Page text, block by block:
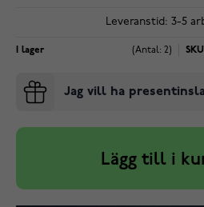
Leveranstid: 3-5
I lager (Antal: 2)
Jag vill ha
Lägg till i